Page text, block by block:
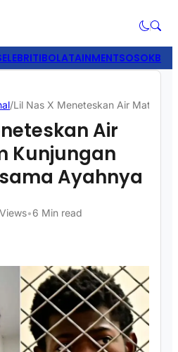
BOLATAINMENTSOSOK
/Lil Nas X Meneteskan Air Mata
Air
Kunjungan
Ayahnya
Views•6 Min read